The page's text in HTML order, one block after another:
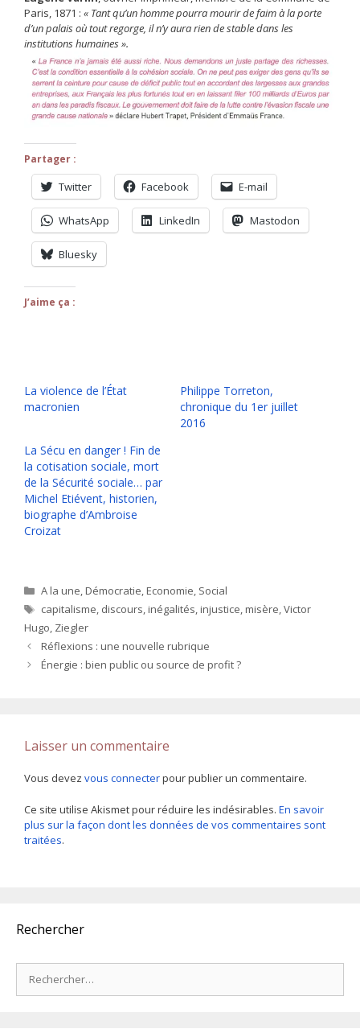
Paris, 1871 : « Tant qu’un homme pourra mourir de faim à la porte
d’un palais où tout regorge, il n’y aura rien de stable dans les
institutions humaines ».
Partager :
Twitter Facebook E-mail
WhatsApp LinkedIn Mastodon
Bluesky
J’aime ça :
La violence de l’État
macronien
Philippe Torreton,
chronique du 1er juillet
2016
La Sécu en danger ! Fin de
la cotisation sociale, mort
de la Sécurité sociale… par
Michel Etiévent, historien,
biographe d’Ambroise
Croizat
Catégories
A la une,Démocratie,Economie, Social
Étiquettes
capitalisme, discours,inégalités,injustice,misère,Victor
Hugo, Ziegler
Réflexions : une nouvelle rubrique
Énergie : bien public ou source de profit ?
Laisser un commentaire
Vous devez vous connecterpour publier un commentaire.
Ce site utilise Akismet pour réduire les indésirables. En savoir
plus sur la façon dont les données de vos commentaires sont
traitées.
Rechercher